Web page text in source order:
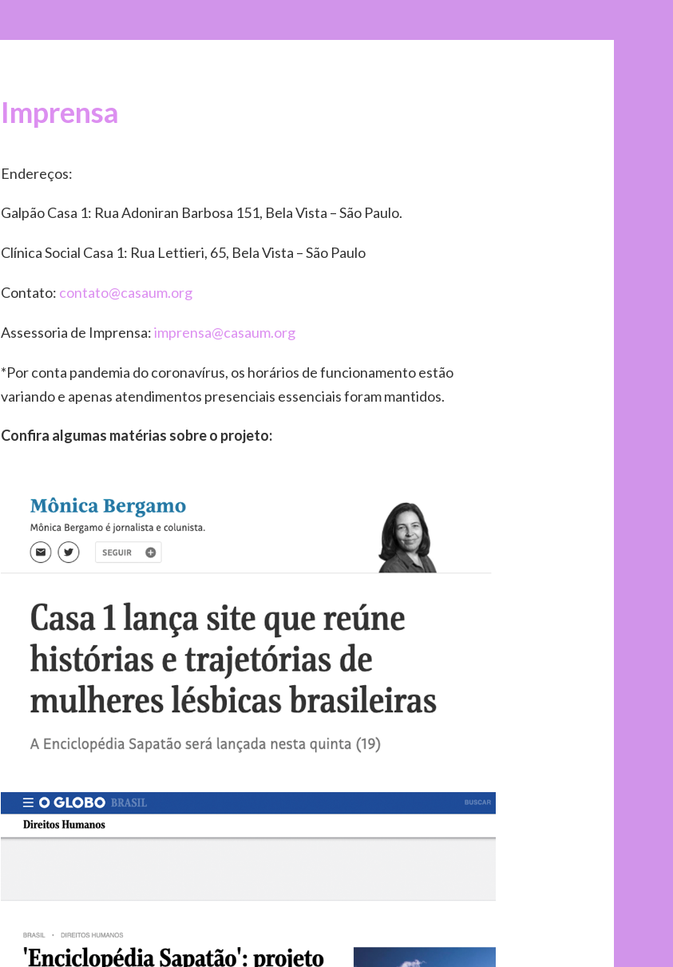
Imprensa
Endereços:
Galpão Casa 1: Rua Adoniran Barbosa 151, Bela Vista – São Paulo.
Clínica Social Casa 1: Rua Lettieri, 65, Bela Vista – São Paulo
Contato: contato@casaum.org
Assessoria de Imprensa:imprensa@casaum.org
*Por conta pandemia do coronavírus, os horários de funcionamento estão
variando e apenas atendimentos presenciais essenciais foram mantidos.
Confira algumas matérias sobre o projeto: